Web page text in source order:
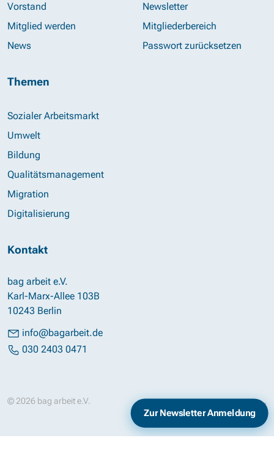
Vorstand
Mitglied werden
News
Newsletter
Mitgliederbereich
Passwort zurücksetzen
Themen
Sozialer Arbeitsmarkt
Umwelt
Bildung
Qualitätsmanagement
Migration
Digitalisierung
Kontakt
bag arbeit e.V.
Karl-Marx-Allee 103B
10243 Berlin
info@bagarbeit.de
030 2403 0471
© 2026 bag arbeit e.V. Datenschutz
Zur Newsletter Anmeldung